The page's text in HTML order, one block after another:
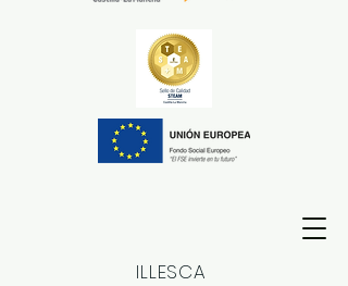
ILLESCA